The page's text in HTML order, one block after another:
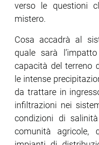
verso le questioni
mistero.
Cosa accadrà al
quale sarà
capacità del terreno
le intense
da trattare in
infiltrazioni nei
condizioni di
comunità agricole,